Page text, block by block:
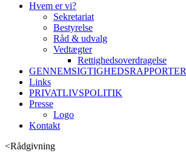
Hvem er vi?
Sekretariat
Bestyrelse
Råd & udvalg
Vedtægter
Rettighedsoverdragelse
GENNEMSIGTIGHEDSRAPPORTER
Links
PRIVATLIVSPOLITIK
Presse
Logo
Kontakt
<Rådgivning